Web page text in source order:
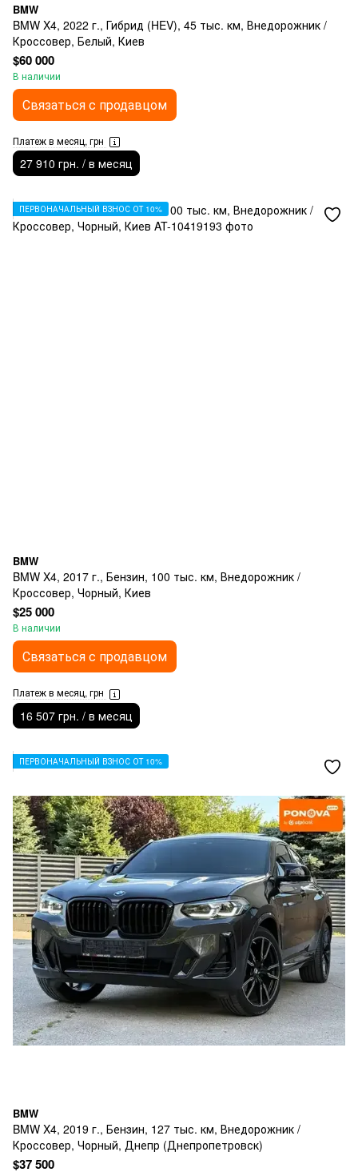
BMW
BMW X4, 2022 г., Гибрид (HEV), 45 тыс. км, Внедорожник /
Кроссовер, Белый, Киев
$60 000
В наличии
Связаться с продавцом
Платеж в месяц, грн
27 910 грн. / в месяц
ПЕРВОНАЧАЛЬНЫЙ ВЗНОС ОТ 10%
BMW
BMW X4, 2017 г., Бензин, 100 тыс. км, Внедорожник /
Кроссовер, Чорный, Киев
$25 000
В наличии
Связаться с продавцом
Платеж в месяц, грн
16 507 грн. / в месяц
ПЕРВОНАЧАЛЬНЫЙ ВЗНОС ОТ 10%
BMW
BMW X4, 2019 г., Бензин, 127 тыс. км, Внедорожник /
Кроссовер, Чорный, Днепр (Днепропетровск)
$37 500